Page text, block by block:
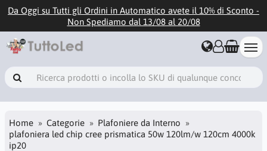
Da Oggi su Tutti gli Ordini in Automatico avete il 10% di Sconto -
Non Spediamo dal 13/08 al 20/08
Home Categorie
Plafoniere da Interno
plafoniera led chip cree prismatica 50w 120lm/w 120cm 4000k
ip20